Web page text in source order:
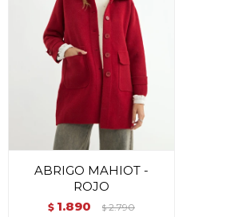
ABRIGO MAHIOT -
ROJO
$ 1.890 $ 2.790